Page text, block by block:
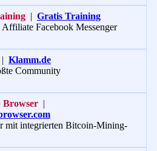
| Gratis Training
Affiliate Facebook Messenger
| Klamm.de
Community
Browser |
mit integrierten Bitcoin-Mining-